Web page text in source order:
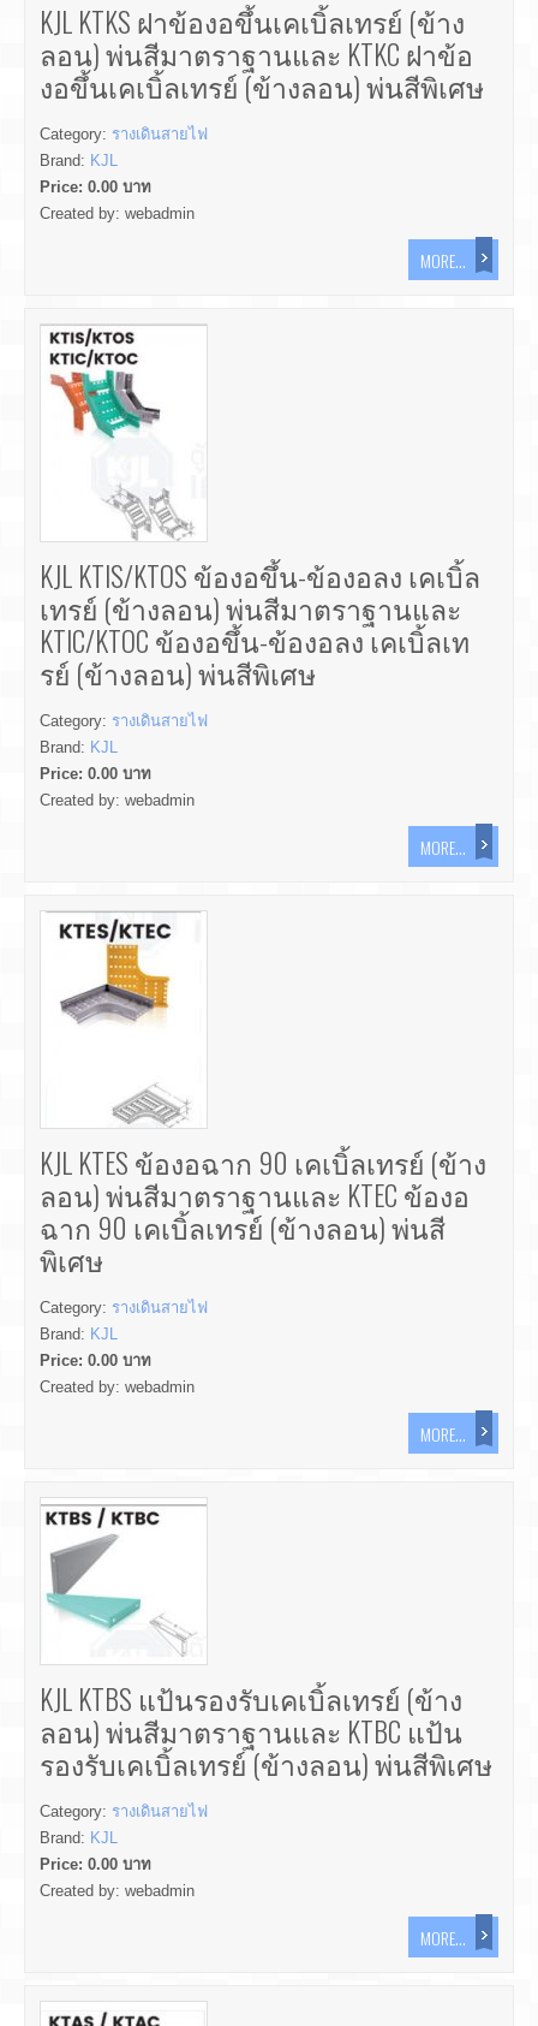
KJL KTKS ฝาข้องอขึ้นเคเบิ้ลเทรย์ (ข้าง
ลอน) พ่นสีมาตราฐานและ KTKC ฝาข้อ
งอขึ้นเคเบิ้ลเทรย์ (ข้างลอน) พ่นสีพิเศษ
Category: รางเดินสายไฟ
Brand: KJL
Price: 0.00 บาท
Created by: webadmin
MORE...
KJL KTIS/KTOS ข้องอขึ้น-ข้องอลง เคเบิ้ล
เทรย์ (ข้างลอน) พ่นสีมาตราฐานและ
KTIC/KTOC ข้องอขึ้น-ข้องอลง เคเบิ้ลเท
รย์ (ข้างลอน) พ่นสีพิเศษ
Category: รางเดินสายไฟ
Brand: KJL
Price: 0.00 บาท
Created by: webadmin
MORE...
KJL KTES ข้องอฉาก 90 เคเบิ้ลเทรย์ (ข้าง
ลอน) พ่นสีมาตราฐานและ KTEC ข้องอ
ฉาก 90 เคเบิ้ลเทรย์ (ข้างลอน) พ่นสี
พิเศษ
Category: รางเดินสายไฟ
Brand: KJL
Price: 0.00 บาท
Created by: webadmin
MORE...
KJL KTBS แป้นรองรับเคเบิ้ลเทรย์ (ข้าง
ลอน) พ่นสีมาตราฐานและ KTBC แป้น
รองรับเคเบิ้ลเทรย์ (ข้างลอน) พ่นสีพิเศษ
Category: รางเดินสายไฟ
Brand: KJL
Price: 0.00 บาท
Created by: webadmin
MORE...